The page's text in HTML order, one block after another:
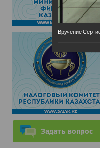
Задать вопрос
Вручение